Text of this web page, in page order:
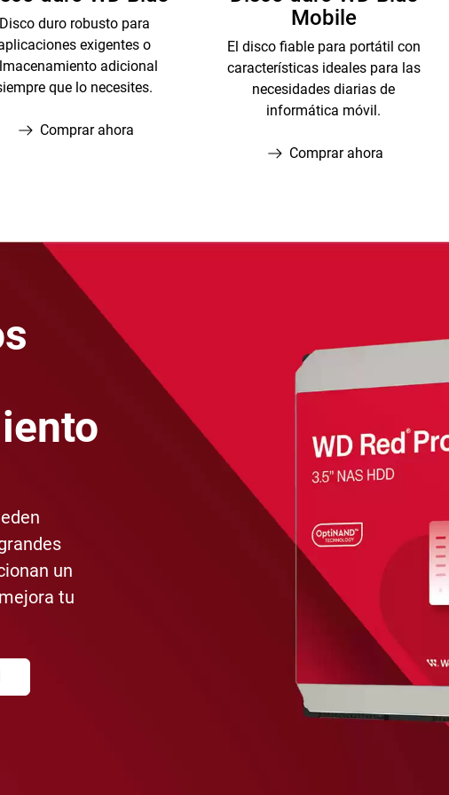
duro robusto para
exigentes o
adicional
que lo necesites.
Comprar ahora
Mobile
El disco fiable para portátil con
características ideales para las
necesidades diarias de
informática móvil.
Comprar ahora
un
tu